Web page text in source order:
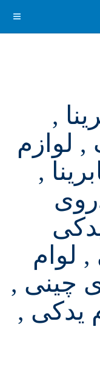
,
, لوازم
,
لوام
چینی ,
یدکی ,